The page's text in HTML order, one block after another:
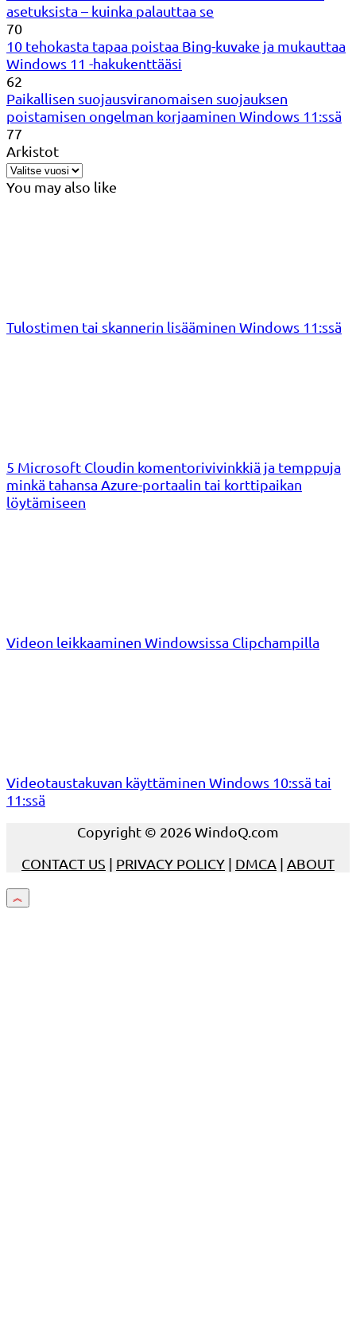
asetuksista – kuinka palauttaa se
70
10 tehokasta tapaa poistaa Bing-kuvake ja mukauttaa
Windows 11 -hakukenttääsi
62
Paikallisen suojausviranomaisen suojauksen
poistamisen ongelman korjaaminen Windows 11:ssä
77
Arkistot
You may also like
Tulostimen tai skannerin lisääminen Windows 11:ssä
5 Microsoft Cloudin komentorivivinkkiä ja temppuja
minkä tahansa Azure-portaalin tai korttipaikan
löytämiseen
Videon leikkaaminen Windowsissa Clipchampilla
Videotaustakuvan käyttäminen Windows 10:ssä tai
11:ssä
Copyright © 2026 WindoQ.com
CONTACT US | PRIVACY POLICY | DMCA | ABOUT